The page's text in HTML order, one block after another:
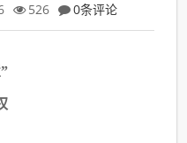
526 0条评论